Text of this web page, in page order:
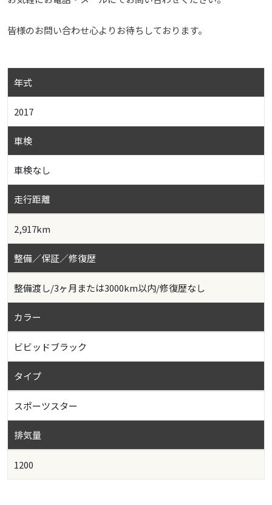
皆様のお問い合わせ心よりお待ちしております。
年式
2017
車検
車検なし
走行距離
2,917km
整備／保証／修復歴
整備渡し/3ヶ月または3000km以内/修復歴なし
カラー
ビビッドブラック
タイプ
スポーツスター
排気量
1200